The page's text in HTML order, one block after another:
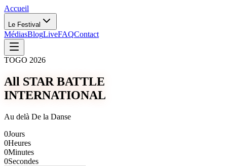
Accueil
Le Festival
MédiasBlogLiveFAQContact
TOGO 2026
All STAR BATTLE
INTERNATIONAL
Au delà De la Danse
0Jours
0Heures
0Minutes
0Secondes